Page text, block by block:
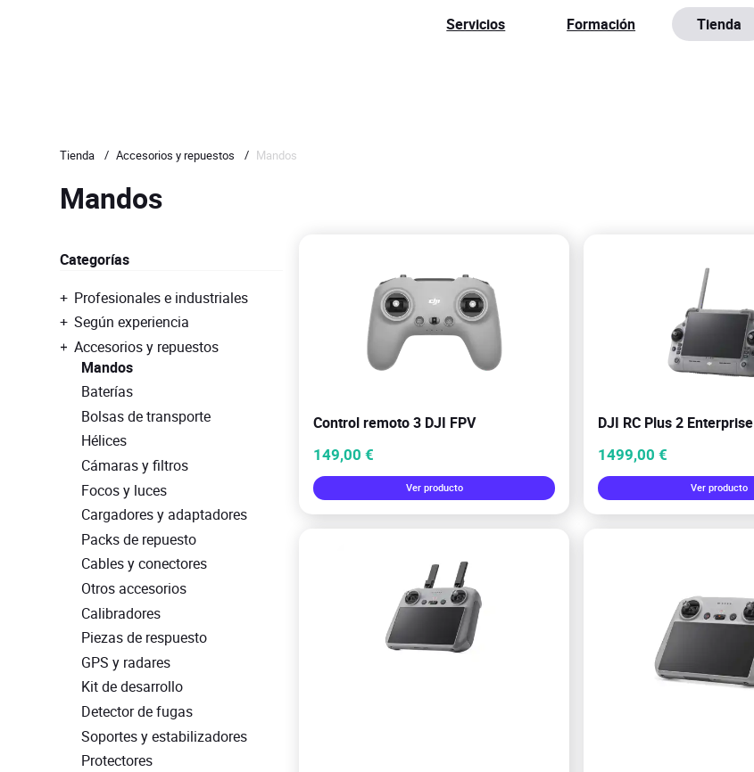
Servicios Formación Tienda
Tienda / Accesorios y repuestos / Mandos
Mandos
Categorías
Profesionales e industriales
Según experiencia
Accesorios y repuestos
Mandos
Baterías
Bolsas de transporte
Hélices
Cámaras y filtros
Focos y luces
Cargadores y adaptadores
Packs de repuesto
Cables y conectores
Otros accesorios
Calibradores
Piezas de respuesto
GPS y radares
Kit de desarrollo
Detector de fugas
Soportes y estabilizadores
Protectores
Control remoto 3 DJI FPV
149,00 €
Ver producto
DJI RC Plus 2 Enterprise
1499,00 €
Ver producto